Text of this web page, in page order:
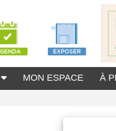
MON ESPACE À